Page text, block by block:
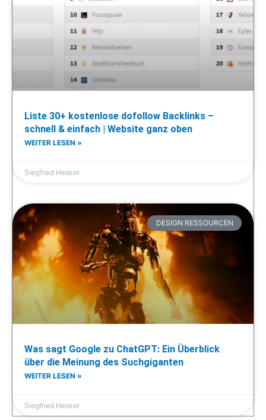
Liste 30+ kostenlose dofollow Backlinks –
schnell & einfach | Website ganz oben
WEITER LESEN »
Siegfried Hesker
DESIGN RESSOURCEN
Was sagt Google zu ChatGPT: Ein Überblick
über die Meinung des Suchgiganten
WEITER LESEN »
Siegfried Hesker